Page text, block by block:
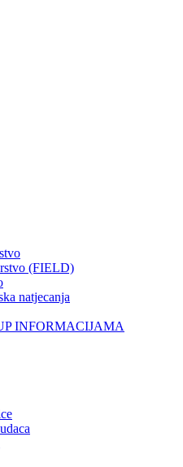
(FIELD)
natjecanja
INFORMACIJAMA